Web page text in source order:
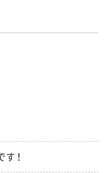
！